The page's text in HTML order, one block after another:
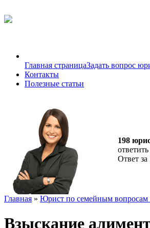
Главная страницаЗадать вопрос
Контакты
Полезные статьи
198
Ответ за
Главная » Юрист по семейным вопросам
Взыскание